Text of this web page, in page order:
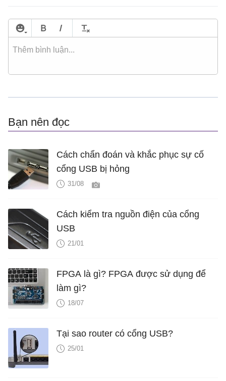
Bạn nên đọc
Cách chẩn đoán và khắc phục sự cố
cổng USB bị hỏng
31/08
Cách kiểm tra nguồn điện của cổng
USB
21/01
FPGA là gì? FPGA được sử dụng để
làm gì?
18/07
Tại sao router có cổng USB?
25/01